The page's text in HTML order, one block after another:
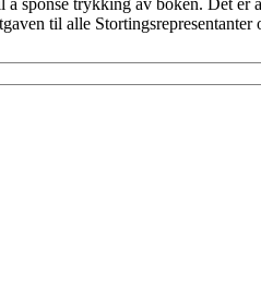
til alle Stortingsrepresentanter